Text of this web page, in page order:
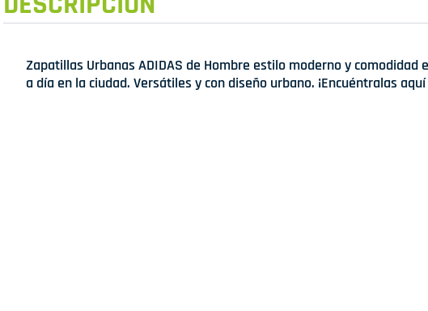
Zapatillas Urbanas ADIDAS de Hombre estilo moderno y comodidad
a día en la ciudad. Versátiles y con diseño urbano. ¡Encuéntralas